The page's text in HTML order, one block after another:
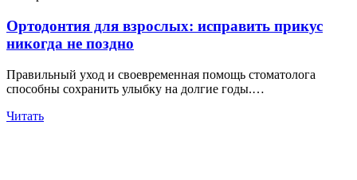
Ортодонтия для взрослых: исправить прикус
никогда не поздно
Правильный уход и своевременная помощь стоматолога
способны сохранить улыбку на долгие годы.…
Читать